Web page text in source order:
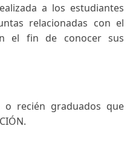
a los estudiantes
relacionadas con el
el fin de conocer sus
o recién graduados que